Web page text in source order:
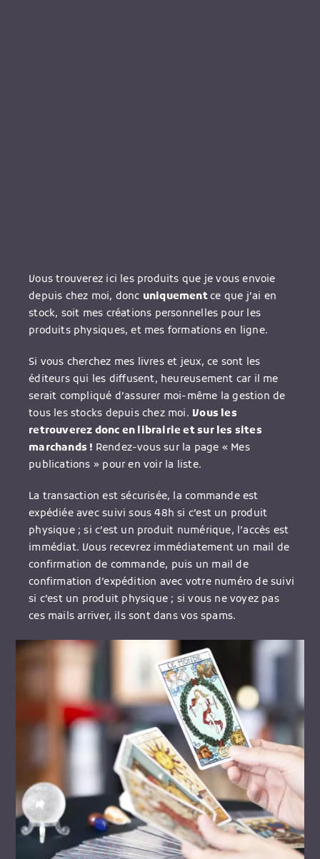
Vous trouverez ici les produits que je vous envoie
depuis chez moi, donc uniquementce que j’ai en
stock, soit mes créations personnelles pour les
produits physiques, et mes formations en ligne.
Si vous cherchez mes livres et jeux, ce sont les
éditeurs qui les diffusent, heureusement car il me
serait compliqué d’assurer moi-même la gestion de
tous les stocks depuis chez moi. Vous les
retrouverez donc en librairie et sur les sites
marchands ! Rendez-vous sur la page « Mes
publications » pour en voir la liste.
La transaction est sécurisée, la commande est
expédiée avec suivi sous 48h si c’est un produit
physique ; si c’est un produit numérique, l’accès est
immédiat. Vous recevrez immédiatement un mail de
confirmation de commande, puis un mail de
confirmation d’expédition avec votre numéro de suivi
si c’est un produit physique ; si vous ne voyez pas
ces mails arriver, ils sont dans vos spams.